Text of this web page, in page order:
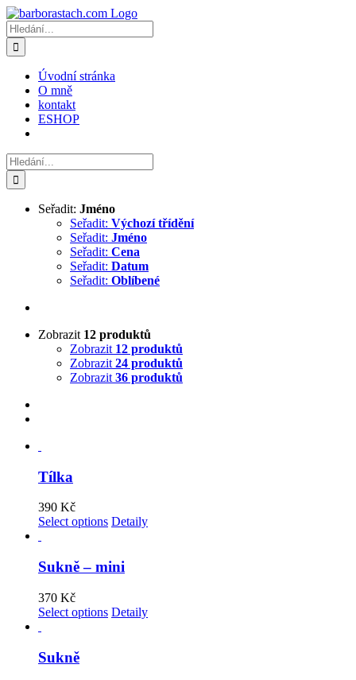
Přeskočit
na
obsah
Hledat:
Úvodní stránka
O mně
kontakt
ESHOP
Hledat:
Seřadit: Jméno
Seřadit: Výchozí třídění
Seřadit: Jméno
Seřadit: Cena
Seřadit: Datum
Seřadit: Oblíbené
Zobrazit 12 produktů
Zobrazit 12 produktů
Zobrazit 24 produktů
Zobrazit 36 produktů
Tílka
390 Kč
Select options Detaily
Sukně – mini
370 Kč
Select options Detaily
Sukně